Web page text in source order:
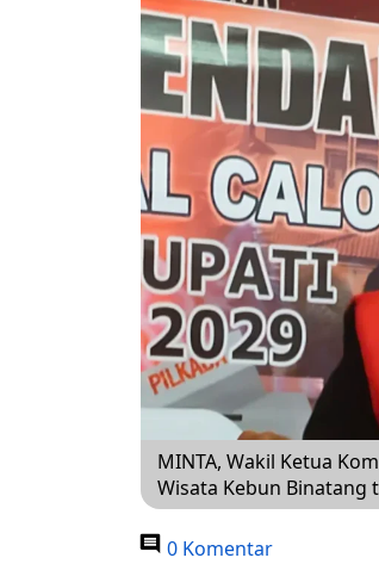
MINTA, Wakil Ketua
Wisata Kebun Binatang
0 Komentar